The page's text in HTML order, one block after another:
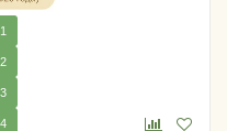
1
2
3
4